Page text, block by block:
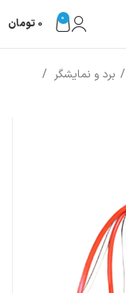
0
0 تومان
برد و نمایشگر